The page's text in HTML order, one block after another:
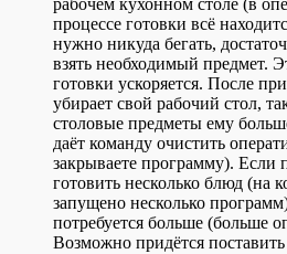
процессе готовки всё
нужно никуда бегать,
взять необходимый предмет.
готовки ускоряется. После
убирает свой рабочий стол,
столовые предметы ему
даёт команду очистить
закрываете программу). Если
готовить несколько блюд (на
запущено несколько
потребуется больше (больше
Возможно придётся